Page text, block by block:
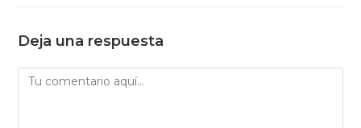
Deja una respuesta